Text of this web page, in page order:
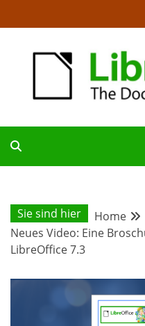
to
BLOG
Sie sind hier Home
Neues Video: Eine
LibreOffice 7.3